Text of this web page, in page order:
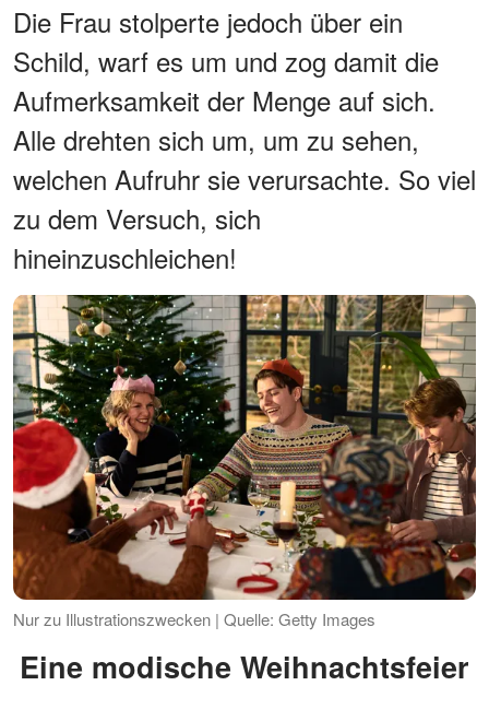
Die Frau stolperte jedoch über ein
Schild, warf es um und zog damit die
Aufmerksamkeit der Menge auf sich.
Alle drehten sich um, um zu sehen,
welchen Aufruhr sie verursachte. So viel
zu dem Versuch, sich
hineinzuschleichen!
Nur zu Illustrationszwecken | Quelle: Getty Images
Eine modische Weihnachtsfeier